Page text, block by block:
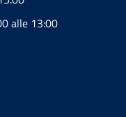
alle 13:00